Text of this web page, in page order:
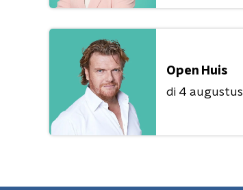
Open Huis
di 4 augustus